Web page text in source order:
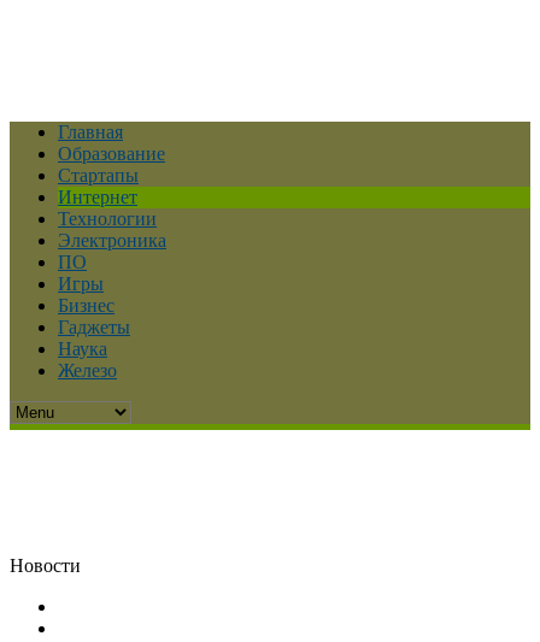
Главная
Образование
Стартапы
Интернет
Технологии
Электроника
ПО
Игры
Бизнес
Гаджеты
Наука
Железо
Новости